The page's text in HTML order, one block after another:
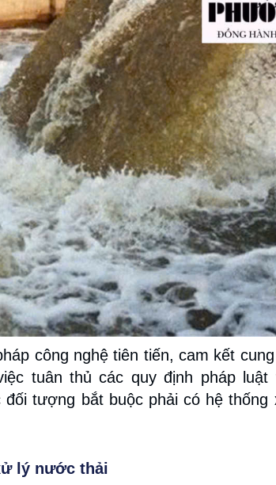
công nghệ tiên tiến, cam kết
tuân thủ các quy định pháp luật
tượng bắt buộc phải có hệ
lý nước thải